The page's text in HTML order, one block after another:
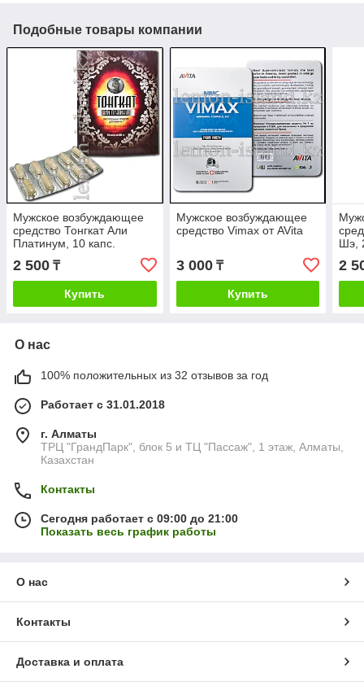
Подобные товары компании
Мужское возбуждающее
средство Тонгкат Али
Платинум, 10 капс.
2 500 ₸
Купить
Мужское возбуждающее
средство Vimax от AVita
3 000₸
Купить
Шэ,
2
О нас
100% положительных из 32 отзывов за год
Работает с 31.01.2018
г. Алматы
ТРЦ "ГрандПарк", блок 5 и ТЦ "Пассаж", 1 этаж, Алматы,
Казахстан
Контакты
Сегодня работает с 09:00 до 21:00
Показать весь график работы
О нас
Контакты
Доставка и оплата